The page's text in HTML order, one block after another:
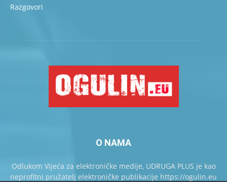
Razgovori
O NAMA
Odlukom Vijeća za elektroničke medije, UDRUGA PLUS je kao
neprofitni pružatelj elektroničke publikacije https://ogulin.eu